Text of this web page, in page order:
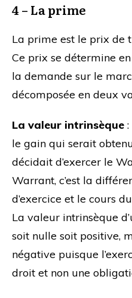
4 – La prime
La prime est le prix de
Ce prix se détermine
la demande sur le
décomposée en deux
La valeur intrinsèque
le gain qui serait
décidait d’exercer le
Warrant, c’est la
d’exercice et le cours
La valeur intrinsèque
soit nulle soit positive,
négative puisque
droit et non une